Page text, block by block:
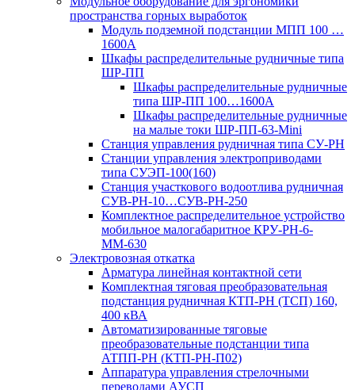
пространства горных выработок
Модуль подземной подстанции МПП 100 …
1600А
Шкафы распределительные рудничные типа
ШР-ПП
Шкафы распределительные рудничные
типа ШР-ПП 100…1600А
Шкафы распределительные рудничные
на малые токи ШР-ПП-63-Mini
Станция управления рудничная типа СУ-РН
Станции управления электроприводами
типа СУЭП-100(160)
Станция участкового водоотлива рудничная
СУВ-РН-10…СУВ-РН-250
Комплектное распределительное устройство
мобильное малогабаритное КРУ-РН-6-
ММ-630
Электровозная откатка
Арматура линейная контактной сети
Комплектная тяговая преобразовательная
подстанция рудничная КТП-РН (ТСП) 160,
400 кВА
Автоматизированные тяговые
преобразовательные подстанции типа
АТПП-РН (КТП-РН-П02)
Аппаратура управления стрелочными
переводами АУСП